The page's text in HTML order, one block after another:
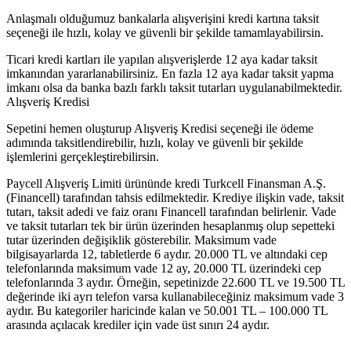
Anlaşmalı olduğumuz bankalarla alışverişini kredi kartına taksit
seçeneği ile hızlı, kolay ve güvenli bir şekilde tamamlayabilirsin.
Ticari kredi kartları ile yapılan alışverişlerde 12 aya kadar taksit
imkanından yararlanabilirsiniz. En fazla 12 aya kadar taksit yapma
imkanı olsa da banka bazlı farklı taksit tutarları uygulanabilmektedir.
Alışveriş Kredisi
Sepetini hemen oluşturup Alışveriş Kredisi seçeneği ile ödeme
adımında taksitlendirebilir, hızlı, kolay ve güvenli bir şekilde
işlemlerini gerçekleştirebilirsin.
Paycell Alışveriş Limiti ürününde kredi Turkcell Finansman A.Ş.
(Financell) tarafından tahsis edilmektedir. Krediye ilişkin vade, taksit
tutarı, taksit adedi ve faiz oranı Financell tarafından belirlenir. Vade
ve taksit tutarları tek bir ürün üzerinden hesaplanmış olup sepetteki
tutar üzerinden değişiklik gösterebilir. Maksimum vade
bilgisayarlarda 12, tabletlerde 6 aydır. 20.000 TL ve altındaki cep
telefonlarında maksimum vade 12 ay, 20.000 TL üzerindeki cep
telefonlarında 3 aydır. Örneğin, sepetinizde 22.600 TL ve 19.500 TL
değerinde iki ayrı telefon varsa kullanabileceğiniz maksimum vade 3
aydır. Bu kategoriler haricinde kalan ve 50.001 TL – 100.000 TL
arasında açılacak krediler için vade üst sınırı 24 aydır.